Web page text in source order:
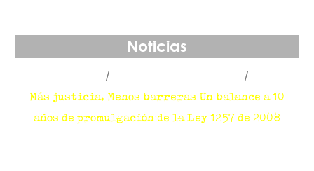
Noticias
Más justicia, Menos barreras Un balance a 10
años de promulgación de la Ley 1257 de 2008